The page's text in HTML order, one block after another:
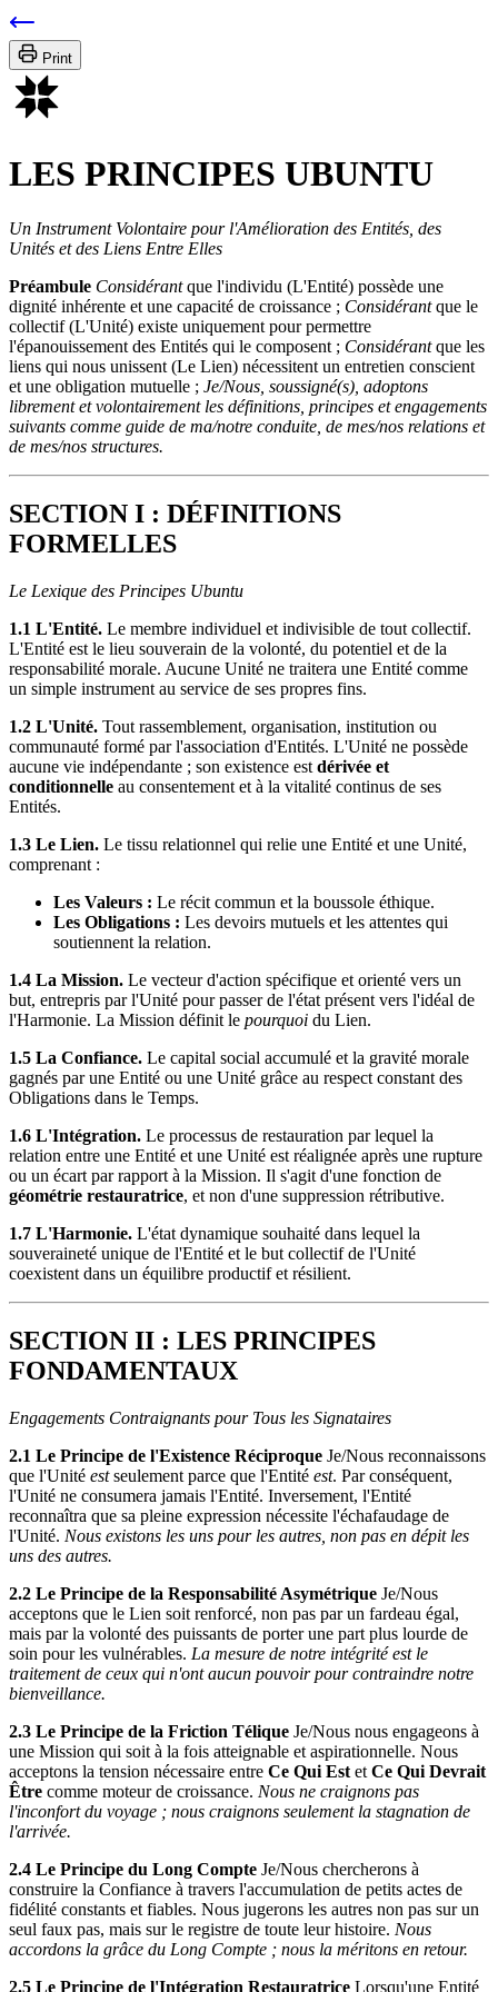
Print
LES PRINCIPES UBUNTU
Un Instrument Volontaire pour l'Amélioration des Entités, des
Unités et des Liens Entre Elles
Préambule Considérantque l'individu (L'Entité) possède une
dignité inhérente et une capacité de croissance ; Considérantque le
collectif (L'Unité) existe uniquement pour permettre
l'épanouissement des Entités qui le composent ; Considérantque les
liens qui nous unissent (Le Lien) nécessitent un entretien conscient
et une obligation mutuelle ; Je/Nous, soussigné(s), adoptons
librement et volontairement les définitions, principes et engagements
suivants comme guide de ma/notre conduite, de mes/nos relations et
de mes/nos structures.
SECTION I : DÉFINITIONS
FORMELLES
Le Lexique des Principes Ubuntu
1.1 L'Entité. Le membre individuel et indivisible de tout collectif.
L'Entité est le lieu souverain de la volonté, du potentiel et de la
responsabilité morale. Aucune Unité ne traitera une Entité comme
un simple instrument au service de ses propres fins.
1.2 L'Unité. Tout rassemblement, organisation, institution ou
communauté formé par l'association d'Entités. L'Unité ne possède
aucune vie indépendante ; son existence est dérivée et
conditionnelle au consentement et à la vitalité continus de ses
Entités.
1.3 Le Lien. Le tissu relationnel qui relie une Entité et une Unité,
comprenant :
Les Valeurs : Le récit commun et la boussole éthique.
Les Obligations : Les devoirs mutuels et les attentes qui
soutiennent la relation.
1.4 La Mission. Le vecteur d'action spécifique et orienté vers un
but, entrepris par l'Unité pour passer de l'état présent vers l'idéal de
l'Harmonie. La Mission définit le pourquoi du Lien.
1.5 La Confiance. Le capital social accumulé et la gravité morale
gagnés par une Entité ou une Unité grâce au respect constant des
Obligations dans le Temps.
1.6 L'Intégration. Le processus de restauration par lequel la
relation entre une Entité et une Unité est réalignée après une rupture
ou un écart par rapport à la Mission. Il s'agit d'une fonction de
géométrie restauratrice, et non d'une suppression rétributive.
1.7 L'Harmonie. L'état dynamique souhaité dans lequel la
souveraineté unique de l'Entité et le but collectif de l'Unité
coexistent dans un équilibre productif et résilient.
SECTION II : LES PRINCIPES
FONDAMENTAUX
Engagements Contraignants pour Tous les Signataires
2.1 Le Principe de l'Existence Réciproque Je/Nous reconnaissons
que l'Unité estseulement parce que l'Entité est. Par conséquent,
l'Unité ne consumera jamais l'Entité. Inversement, l'Entité
reconnaîtra que sa pleine expression nécessite l'échafaudage de
l'Unité. Nous existons les uns pour les autres, non pas en dépit les
uns des autres.
2.2 Le Principe de la Responsabilité Asymétrique Je/Nous
acceptons que le Lien soit renforcé, non pas par un fardeau égal,
mais par la volonté des puissants de porter une part plus lourde de
soin pour les vulnérables. La mesure de notre intégrité est le
traitement de ceux qui n'ont aucun pouvoir pour contraindre notre
bienveillance.
2.3 Le Principe de la Friction Télique Je/Nous nous engageons à
une Mission qui soit à la fois atteignable et aspirationnelle. Nous
acceptons la tension nécessaire entre Ce Qui Est et Ce Qui Devrait
Être comme moteur de croissance. Nous ne craignons pas
l'inconfort du voyage ; nous craignons seulement la stagnation de
l'arrivée.
2.4 Le Principe du Long Compte Je/Nous chercherons à
construire la Confiance à travers l'accumulation de petits actes de
fidélité constants et fiables. Nous jugerons les autres non pas sur un
seul faux pas, mais sur le registre de toute leur histoire. Nous
accordons la grâce du Long Compte ; nous la méritons en retour.
2.5 Le Principe de l'Intégration Restauratrice Lorsqu'une Entité